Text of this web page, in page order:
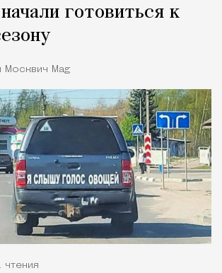
готовиться к
Москвич Mag
чтения